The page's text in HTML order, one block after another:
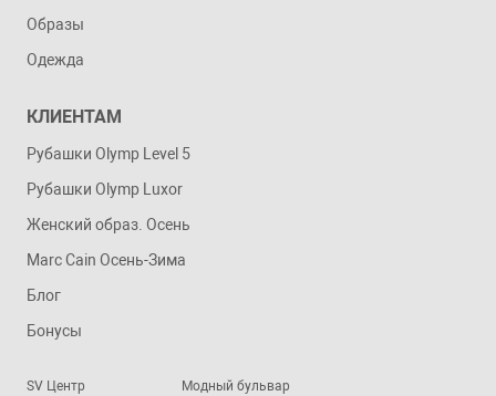
Образы
Одежда
КЛИЕНТАМ
Рубашки Olymp Level 5
Рубашки Olymp Luxor
Женский образ. Осень
Marc Cain Осень-Зима
Блог
Бонусы
SV Центр Модный бульвар